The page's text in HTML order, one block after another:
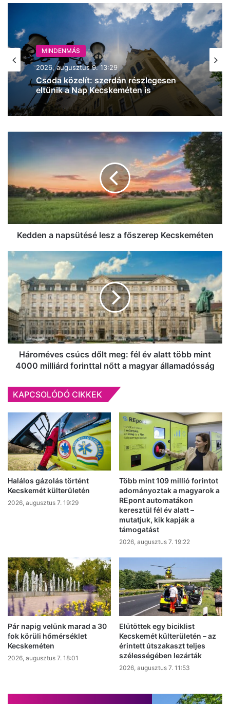
MINDENMÁS
2026, augusztus 9. 13:29
Csoda közelít: szerdán részlegesen
eltűnik a Nap Kecskeméten is
MINDENMÁS
2026, augusztus 9. 11:57
Újabb torlódás az M5-ösön, ezúttal
Budapest felé, Inárcsnál
lesz
főszerep
Kecskeméten
Kedden a napsütésé lesz a főszerep Kecskeméten
Hároméves
dőlt
meg:
fél
év
alatt
több
mint
4000
milliárd
nőtt
államadósság
Hároméves csúcs dőlt meg: fél év alatt több mint
4000 milliárd forinttal nőtt a magyar államadósság
KAPCSOLÓDÓ CIKKEK
Halálos gázolás történt
Kecskemét külterületén
2026, augusztus 7. 19:29
Több mint 109 millió forintot
adományoztak a magyarok a
REpont automatákon
keresztül fél év alatt –
mutatjuk, kik kapják a
támogatást
2026, augusztus 7. 19:22
Pár napig velünk marad a 30
fok körüli hőmérséklet
Kecskeméten
2026, augusztus 7. 18:01
Elütöttek egy biciklist
Kecskemét külterületén – az
érintett útszakaszt teljes
szélességében lezárták
2026, augusztus 7. 11:53